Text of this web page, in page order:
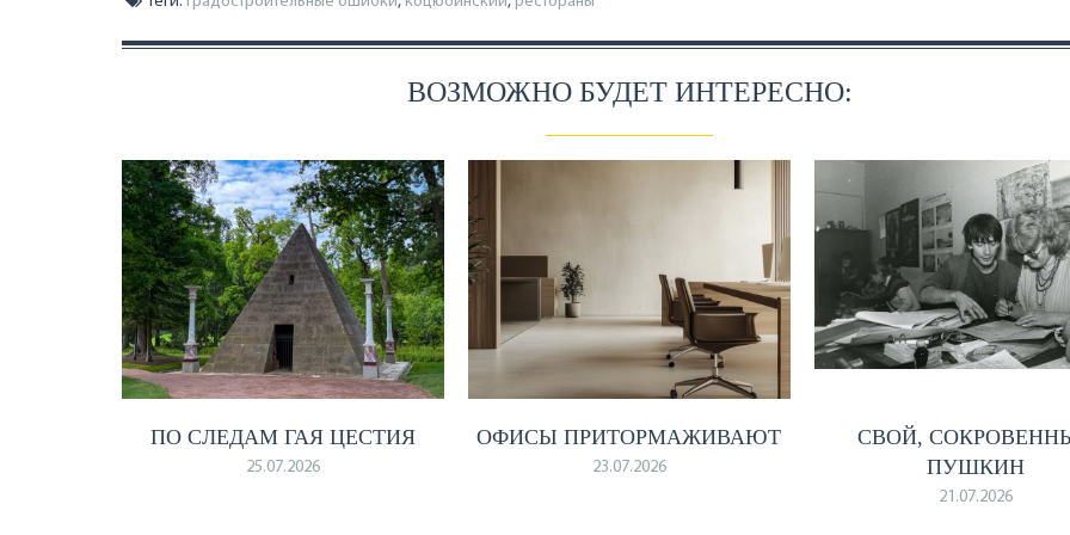
ВОЗМОЖНО БУДЕТ ИНТЕРЕСНО:
ПО СЛЕДАМ ГАЯ ЦЕСТИЯ
25.07.2026
ОФИСЫ ПРИТОРМАЖИВАЮТ
23.07.2026
СВОЙ,
ПУШКИН
21.07.2026